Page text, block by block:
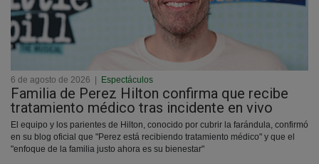
6 de agosto de 2026 Espectáculos
Familia de Perez Hilton confirma que recibe
tratamiento médico tras incidente en vivo
El equipo y los parientes de Hilton, conocido por cubrir la farándula, confirmó
en su blog oficial que "Perez está recibiendo tratamiento médico" y que el
"enfoque de la familia justo ahora es su bienestar"